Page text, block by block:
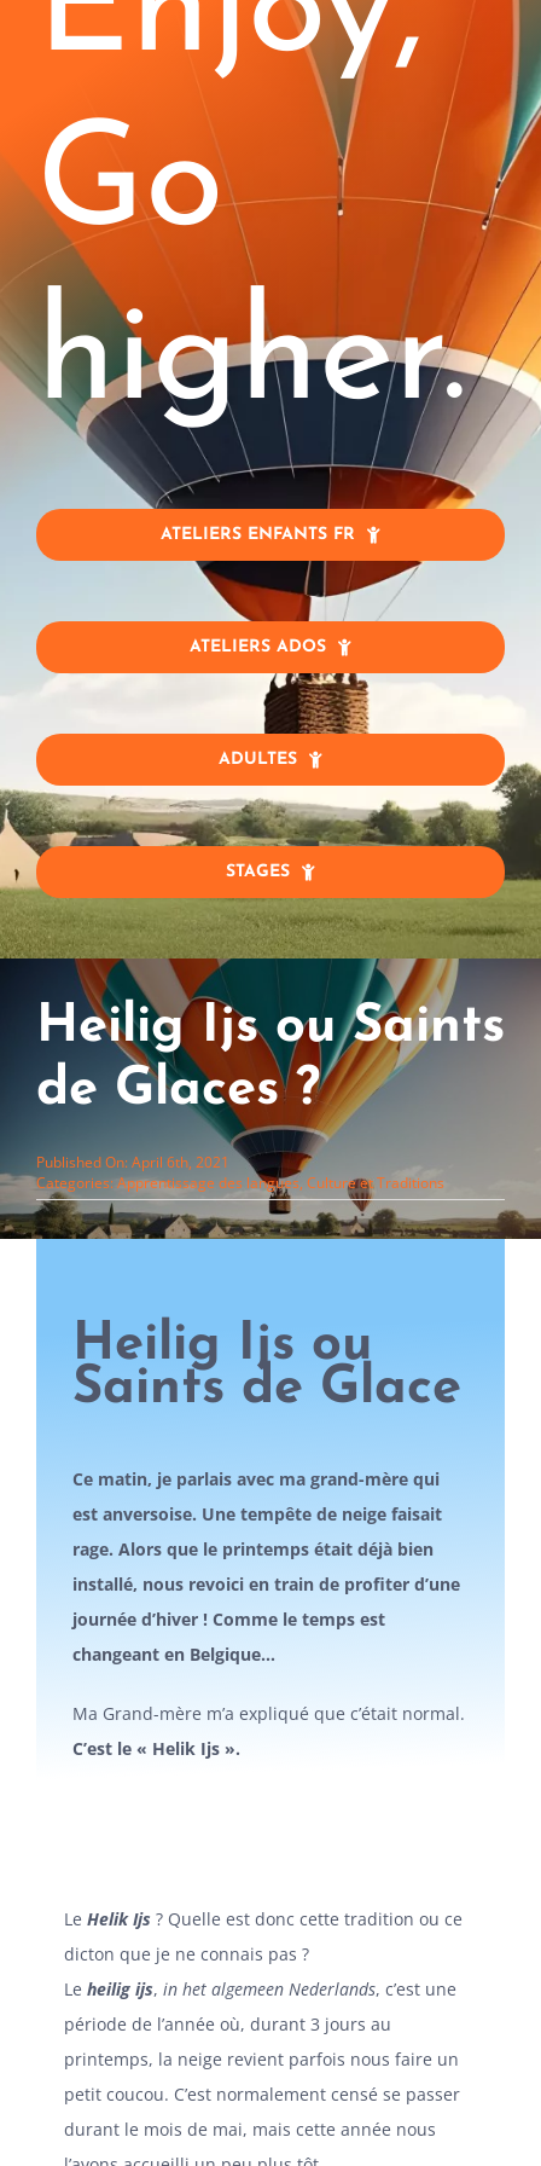
Blog
Jobs
Entreprise
Contact
Go
higher.
ATELIERS ENFANTS FR
ATELIERS ADOS
ADULTES
STAGES
Heilig Ijs ou Saints
de Glaces ?
Published On: April 6th, 2021
Categories:Apprentissage des langues, Culture et Traditions
Heilig Ijs ou
Saints de Glace
Ce matin, je parlais avec ma grand-mère qui
est anversoise. Une tempête de neige faisait
rage. Alors que le printemps était déjà bien
installé, nous revoici en train de profiter d’une
journée d’hiver ! Comme le temps est
changeant en Belgique…
Ma Grand-mère m’a expliqué que c’était normal.
C’est le « Helik Ijs ».
Le Helik Ijs ? Quelle est donc cette tradition ou ce
dicton que je ne connais pas ?
Le heilig ijs, in het algemeen Nederlands, c’est une
période de l’année où, durant 3 jours au
printemps, la neige revient parfois nous faire un
petit coucou. C’est normalement censé se passer
durant le mois de mai, mais cette année nous